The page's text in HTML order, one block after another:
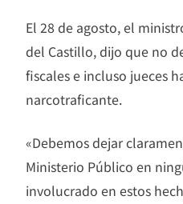
El 28 de agosto, el
del Castillo, dijo que no
fiscales e incluso jueces
narcotraficante.
«Debemos dejar
Ministerio Público en
involucrado en estos